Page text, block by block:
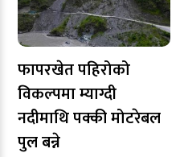
फापरखेत पहिरोको
विकल्पमा म्याग्दी
नदीमाथि पक्की मोटरेबल
पुल बन्ने